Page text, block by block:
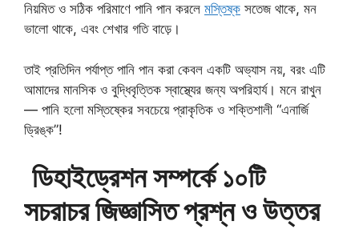
নিয়মিত ও সঠিক পরিমাণে পানি পান করলে মস্তিষ্ক সতেজ থাকে, মন
ভালো থাকে, এবং শেখার গতি বাড়ে।
তাই প্রতিদিন পর্যাপ্ত পানি পান করা কেবল একটি অভ্যাস নয়, বরং এটি
আমাদের মানসিক ও বুদ্ধিবৃত্তিক স্বাস্থ্যের জন্য অপরিহার্য। মনে রাখুন
— পানি হলো মস্তিষ্কের সবচেয়ে প্রাকৃতিক ও শক্তিশালী “এনার্জি
ড্রিঙ্ক”!
ডিহাইড্রেশন সম্পর্কে ১০টি
সচরাচর জিজ্ঞাসিত প্রশ্ন ও উত্তর